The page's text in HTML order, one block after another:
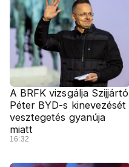
A BRFK vizsgálja Szijjártó
Péter BYD-s kinevezését
vesztegetés gyanúja
miatt
16:32